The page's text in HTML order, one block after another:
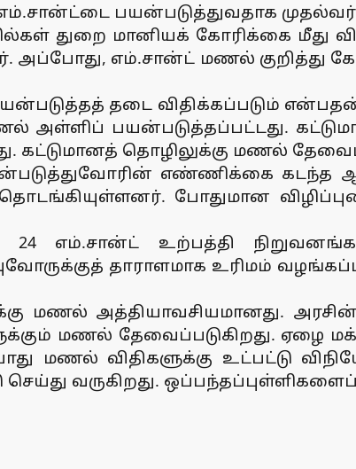
பயன்படுத்துவதாக முதல்வர்
துறை மானியக் கோரிக்கை மீது
அப்போது, எம்.சான்ட் மணல் குறித்து
தடை விதிக்கப்படும்
அள்ளிப் பயன்படுத்தப்பட்டது.
கட்டுமானத் தொழிலுக்கு மணல்
எண்ணிக்கை கடந்த
போதுமான
24 எம்.சான்ட் உற்பத்தி
தாராளமாக உரிமம்
மணல் அத்தியாவசியமானது.
மணல் தேவைப்படுகிறது. ஏழை
மணல் விதிகளுக்கு உட்பட்டு
வருகிறது.